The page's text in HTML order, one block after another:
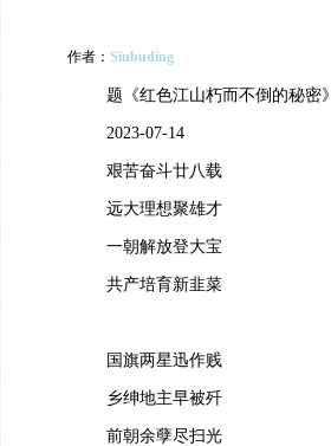
作者： Siubuding
题《红色江山朽而不倒的秘密》
2023-07-14
艰苦奋斗廿八载
远大理想聚雄才
一朝解放登大宝
共产培育新韭菜
国旗两星迅作贱
乡绅地主早被歼
前朝余孽尽扫光